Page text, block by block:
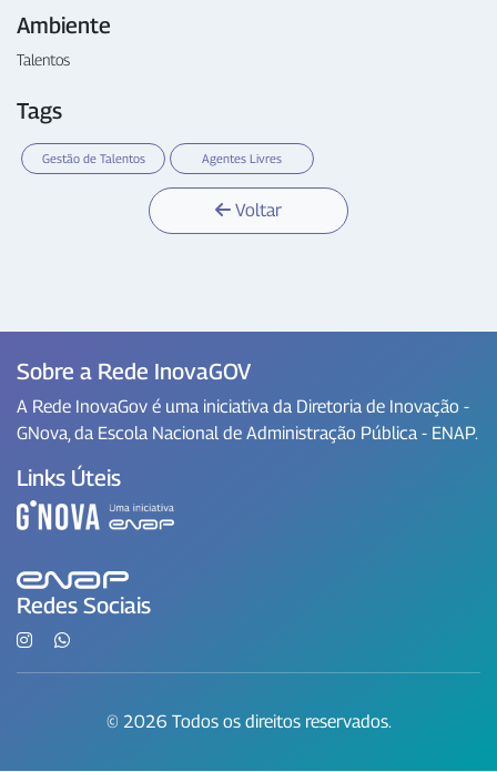
Ambiente
Talentos
Tags
Gestão de Talentos Agentes Livres
Voltar
Sobre a Rede InovaGOV
A Rede InovaGov é uma iniciativa da Diretoria de Inovação -
GNova, da Escola Nacional de Administração Pública - ENAP.
Links Úteis
Redes Sociais
© 2026 Todos os direitos reservados.